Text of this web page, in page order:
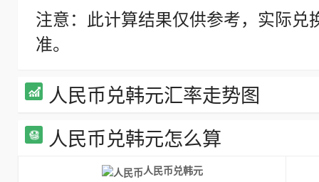
注意：此计算结果仅供参考，实际
准。
人民币兑韩元汇率走势图
人民币兑韩元怎么算
人民币兑韩元